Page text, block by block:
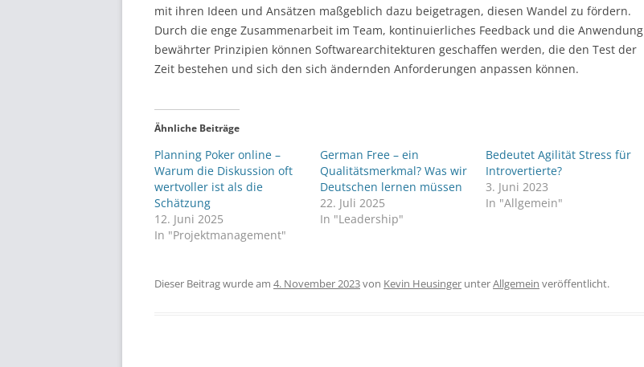
mit ihren Ideen und Ansätzen maßgeblich dazu beigetragen, diesen Wandel zu fördern.
Durch die enge Zusammenarbeit im Team, kontinuierliches Feedback und die Anwendung
bewährter Prinzipien können Softwarearchitekturen geschaffen werden, die den Test der
Zeit bestehen und sich den sich ändernden Anforderungen anpassen können.
Ähnliche Beiträge
Planning Poker online –
Warum die Diskussion oft
wertvoller ist als die
Schätzung
12. Juni 2025
In "Projektmanagement"
German Free – ein
Qualitätsmerkmal? Was wir
Deutschen lernen müssen
22. Juli 2025
In "Leadership"
Bedeutet Agilität Stress für
Introvertierte?
3. Juni 2023
In "Allgemein"
Dieser Beitrag wurde am 4. November 2023von Kevin Heusinger unterAllgemein veröffentlicht.